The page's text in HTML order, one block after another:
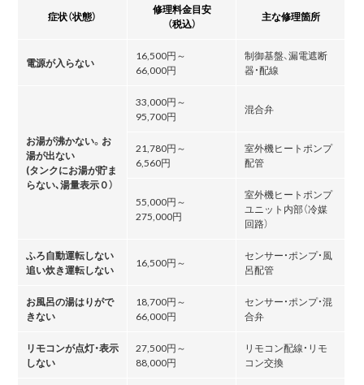
症状（状態）
修理料金目安
（税込）
主な修理箇所
電源が入らない
16,500円～
66,000円
制御基盤、漏電遮断
器・配線
お湯が沸かない。お
湯が出ない
(タンクにお湯が貯ま
らない､湯量表示０）
33,000円～
95,700円
混合弁
21,780円～
6,560円
室外機ヒートポンプ
配管
55,000円～
275,000円
室外機ヒートポンプ
ユニット内部（冷媒
回路）
ふろ自動運転しない
追い炊き運転しない
16,500円～
センサー・ポンプ・風
呂配管
お風呂の湯はりがで
きない
18,700円～
66,000円
センサー・ポンプ・混
合弁
リモコンが点灯・表示
しない
27,500円～
88,000円
リモコン配線・リモ
コン交換